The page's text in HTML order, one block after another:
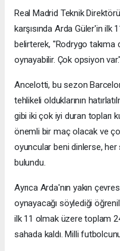
Real Madrid Teknik
karşısında Arda Güler'in ilk
belirterek, "Rodrygo
oynayabilir. Çok opsiyon
Ancelotti, bu sezon
tehlikeli olduklarının
gibi iki çok iyi duran topları
önemli bir maç olacak ve
oyuncular beni dinlerse,
bulundu.
Ayrıca Arda'nın yakın
oynayacağı söylediği
ilk 11 olmak üzere toplam
sahada kaldı. Milli